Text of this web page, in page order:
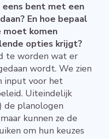
bent met een
En hoe bepaal
moet komen
opties krijgt?
te worden wat er
wordt. We zien
input voor het
Uiteindelijk
de planologen
kunnen ze de
om hun keuzes